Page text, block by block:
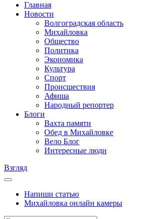
Главная
Новости
Волгоградская область
Михайловка
Общество
Политика
Экономика
Культура
Спорт
Происшествия
Афиша
Народный репортер
Блоги
Вахта памяти
Обед в Михайловке
Вело Блог
Интересные люди
Взгляд
Напиши статью
Михайловка онлайн камеры